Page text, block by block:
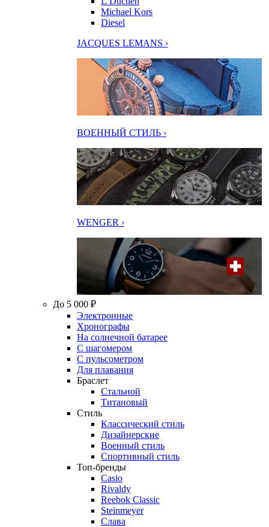
Michael Kors
Diesel
JACQUES LEMANS ›
ВОЕННЫЙ СТИЛЬ ›
WENGER ›
До 5 000 ₽
Электронные
Хронографы
На солнечной батарее
С шагомером
С пульсометром
Для плавания
Браслет
Стальной
Титановый
Стиль
Классический стиль
Дизайнерские
Военный стиль
Спортивный стиль
Топ-бренды
Casio
Rivaldy
Reebok Classic
Steinmeyer
Слава